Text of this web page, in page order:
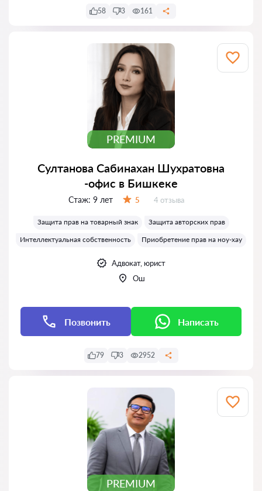
58 3 161
PREMIUM
Султанова Сабинахан Шухратовна
-офис в Бишкеке
Стаж: 9 лет 5 Отзывов:
4 отзыва
Защита прав на товарный знак
Защита авторских прав
Интеллектуальная собственность
Приобретение прав на ноу-хау
Адвокат, юрист
Ош
Позвонить Написать
79 3 2952
PREMIUM